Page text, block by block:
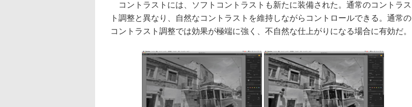
コントラストには、ソフトコントラストも新たに装備された。通常のコントラス
ト調整と異なり、自然なコントラストを維持しながらコントロールできる。通常の
コントラスト調整では効果が極端に強く、不自然な仕上がりになる場合に有効だ。